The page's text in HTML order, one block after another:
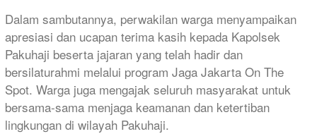
Dalam sambutannya, perwakilan warga menyampaikan
apresiasi dan ucapan terima kasih kepada Kapolsek
Pakuhaji beserta jajaran yang telah hadir dan
bersilaturahmi melalui program Jaga Jakarta On The
Spot. Warga juga mengajak seluruh masyarakat untuk
bersama-sama menjaga keamanan dan ketertiban
lingkungan di wilayah Pakuhaji.